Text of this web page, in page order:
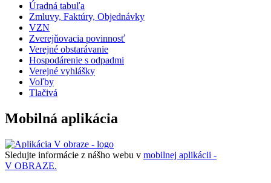
Úradná tabuľa
Zmluvy, Faktúry, Objednávky
VZN
Zverejňovacia povinnosť
Verejné obstarávanie
Hospodárenie s odpadmi
Verejné vyhlášky
Voľby
Tlačivá
Mobilná aplikácia
Sledujte informácie z nášho webu v mobilnej aplikácii -
V OBRAZE.